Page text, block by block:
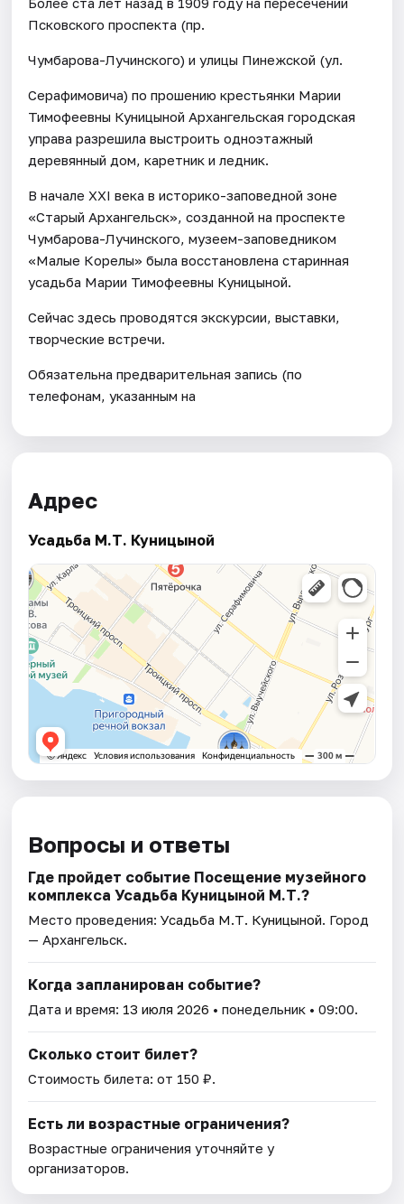
Псковского проспекта (пр.
Чумбарова-Лучинского) и улицы Пинежской (ул.
Серафимовича) по прошению крестьянки Марии
Тимофеевны Куницыной Архангельская городская
управа разрешила выстроить одноэтажный
деревянный дом, каретник и ледник.
В начале ХХI века в историко-заповедной зоне
«Старый Архангельск», созданной на проспекте
Чумбарова-Лучинского, музеем-заповедником
«Малые Корелы» была восстановлена старинная
усадьба Марии Тимофеевны Куницыной.
Сейчас здесь проводятся экскурсии, выставки,
творческие встречи.
Обязательна предварительная запись (по
телефонам, указанным на
Адрес
Усадьба М.Т. Куницыной
Вопросы и ответы
Где пройдет событие Посещение музейного
комплекса Усадьба Куницыной М.Т.?
Место проведения:Усадьба М.Т. Куницыной. Город
— Архангельск.
Когда запланирован событие?
Дата и время: 13 июля 2026 • понедельник • 09:00.
Сколько стоит билет?
Стоимость билета: от 150 ₽.
Есть ли возрастные ограничения?
Возрастные ограничения уточняйте у
организаторов.